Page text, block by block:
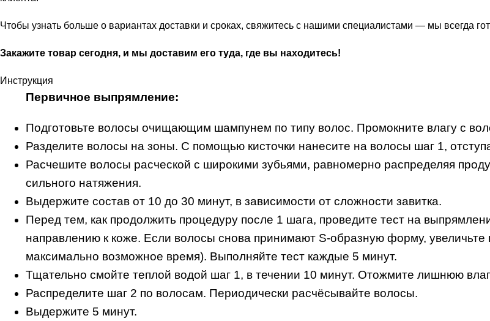
Чтобы узнать больше о вариантах доставки и сроках, свяжитесь с нашими специалистами — мы всегда
Закажите товар сегодня, и мы доставим его туда, где вы находитесь!
Инструкция
Первичное выпрямление:
Подготовьте волосы очищающим шампунем по типу волос. Промокните влагу с
Разделите волосы на зоны. С помощью кисточки нанесите на волосы шаг 1,
Расчешите волосы расческой с широкими зубьями, равномерно распределяя
сильного натяжения.
Выдержите состав от 10 до 30 минут, в зависимости от сложности завитка.
Перед тем, как продолжить процедуру после 1 шага, проведите тест на
направлению к коже. Если волосы снова принимают S-образную форму,
максимально возможное время). Выполняйте тест каждые 5 минут.
Тщательно смойте теплой водой шаг 1, в течении 10 минут. Отожмите лишнюю
Распределите шаг 2 по волосам. Периодически расчёсывайте волосы.
Выдержите 5 минут.